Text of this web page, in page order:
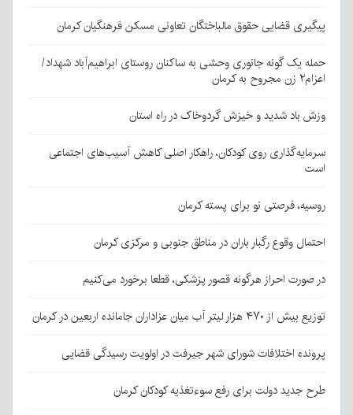
پیگیری قضایی حقوق مالباختگان تعاونی مسکن فرهنگیان کرمان
حمله یک گونه جانوری وحشی به ساکنان روستای ابراهیم‌آباد شهداد/
اعزام۲ زن مجروح به کرمان
وزش باد شدید و خیزش گردوخاک در راه استان
سرمایه‌گذاری روی کودکان، راهکار اصلی کاهش آسیب‌های اجتماعی
است
روسیه، فرصتی نو برای پسته کرمان
احتمال وقوع رگبار باران در مناطق جنوبی و مرکزی کرمان
در صورت احراز هرگونه قصور پزشکی، قطعا برخورد می‌کنیم
توزیع بیش از ۴۷۰ هزار لیتر آب میان عزاداران جامانده اربعین در کرمان
پرونده اختلافات شورای شهر جیرفت در اولویت رسیدگی قضایی
طرح جدید دولت برای رفع سوءتغذیه کودکان کرمان